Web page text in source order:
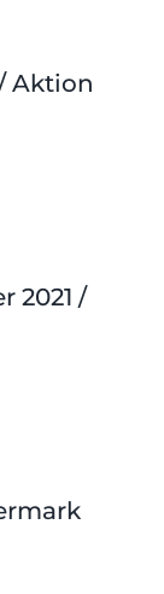
/ Aktion
2021 /